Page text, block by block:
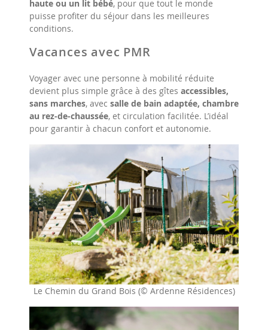
haute ou un lit bébé, pour que tout le monde
puisse profiter du séjour dans les meilleures
conditions.
Vacances avec PMR
Voyager avec une personne à mobilité réduite
devient plus simple grâce à des gîtes accessibles,
sans marches, avec salle de bain adaptée, chambre
au rez-de-chaussée, et circulation facilitée. L’idéal
pour garantir à chacun confort et autonomie.
Le Chemin du Grand Bois (© Ardenne Résidences)